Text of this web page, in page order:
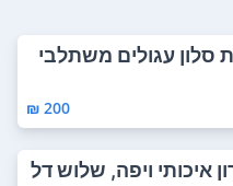
סלון עגולים משתלבי
200 ₪
איכותי ויפה, שלוש דל